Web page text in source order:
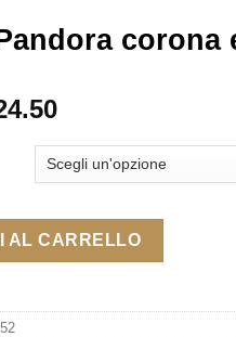
corona
Il
attuale
è:
€24.50.
AL CARRELLO